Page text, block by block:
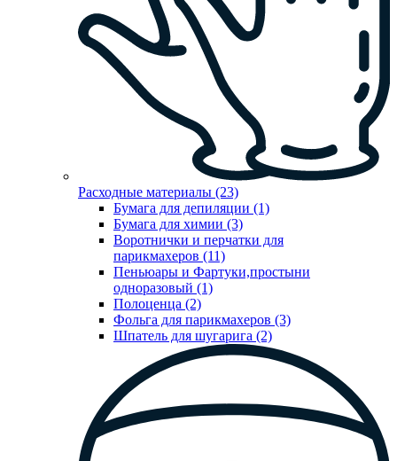
Расходные материалы (23)
Бумага для депиляции (1)
Бумага для химии (3)
Воротнички и перчатки для
парикмахеров (11)
Пеньюары и Фартуки,простыни
одноразовый (1)
Полоценца (2)
Фольга для парикмахеров (3)
Шпатель для шугарига (2)